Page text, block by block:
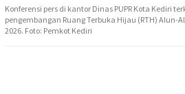
Konferensi pers di kantor Dinas PUPR Kota Kediri
pengembangan Ruang Terbuka Hijau (RTH) Alun-
2026. Foto: Pemkot Kediri